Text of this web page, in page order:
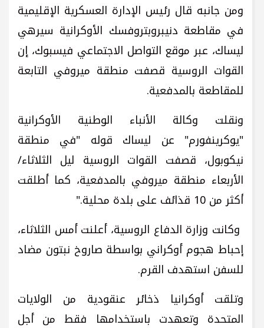
ومن جانبه قال رئيس الإدارة العسكرية الإقليمية
في مقاطعة دنيبروبتروفسك الأوكرانية سيرهي
ليساك، عبر موقع التواصل الاجتماعي فيسبوك، إن
القوات الروسية قصفت منطقة ميروفي التابعة
للمقاطعة بالمدفعية.
ونقلت وكالة الأنباء الوطنية الأوكرانية
"يوكرينفورم" عن ليساك قوله "في منطقة
نيكوبول، قصفت القوات الروسية ليل الثلاثاء/
الأربعاء منطقة ميروفي بالمدفعية، كما أطلقت
أكثر من 10 قذائف على بلدة محلية."
وكانت وزارة الدفاع الروسية، أعلنت أمس الثلاثاء،
إحباط هجوم أوكراني بواسطة صاروخ نبتون مضاد
للسفن استهدف القرم.
وتلقت أوكرانيا ذخائر عنقودية من الولايات
المتحدة وتعهدت باستخدامها فقط من أجل